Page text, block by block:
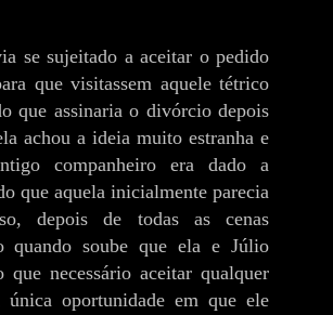
se sujeitado a aceitar o pedido
que visitassem aquele tétrico
que assinaria o divórcio depois
achou a ideia muito estranha e
companheiro era dado a
que aquela inicialmente parecia
depois de todas as cenas
quando soube que ela e Júlio
necessário aceitar qualquer
oportunidade em que ele